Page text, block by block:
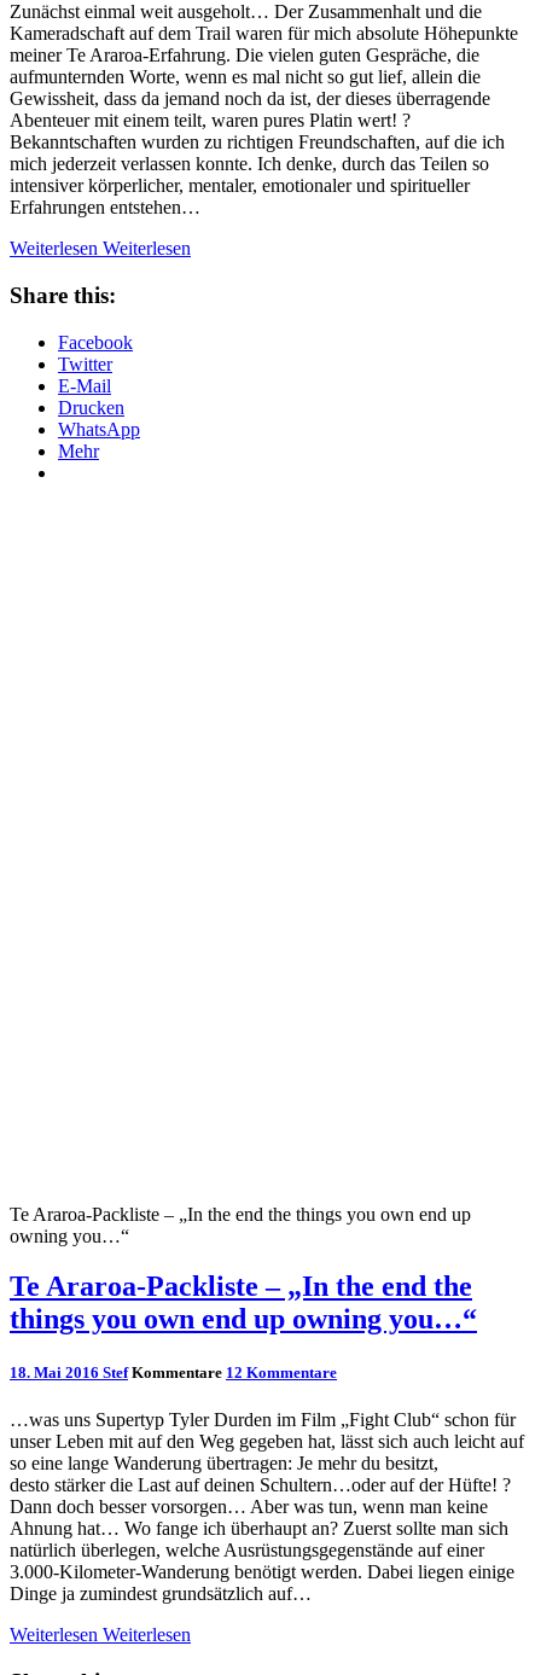
Zunächst einmal weit ausgeholt… Der Zusammenhalt und die
Kameradschaft auf dem Trail waren für mich absolute Höhepunkte
meiner Te Araroa-Erfahrung. Die vielen guten Gespräche, die
aufmunternden Worte, wenn es mal nicht so gut lief, allein die
Gewissheit, dass da jemand noch da ist, der dieses überragende
Abenteuer mit einem teilt, waren pures Platin wert! ?
Bekanntschaften wurden zu richtigen Freundschaften, auf die ich
mich jederzeit verlassen konnte. Ich denke, durch das Teilen so
intensiver körperlicher, mentaler, emotionaler und spiritueller
Erfahrungen entstehen…
Weiterlesen Weiterlesen
Share this:
Facebook
Twitter
E-Mail
Drucken
WhatsApp
Mehr
Te Araroa-Packliste – „In the end the things you own end up
owning you…“
Te Araroa-Packliste – „In the end the
things you own end up owning you…“
18. Mai 2016 Stef Kommentare 12 Kommentare
…was uns Supertyp Tyler Durden im Film „Fight Club“ schon für
unser Leben mit auf den Weg gegeben hat, lässt sich auch leicht auf
so eine lange Wanderung übertragen: Je mehr du besitzt,
desto stärker die Last auf deinen Schultern…oder auf der Hüfte! ?
Dann doch besser vorsorgen… Aber was tun, wenn man keine
Ahnung hat… Wo fange ich überhaupt an? Zuerst sollte man sich
natürlich überlegen, welche Ausrüstungsgegenstände auf einer
3.000-Kilometer-Wanderung benötigt werden. Dabei liegen einige
Dinge ja zumindest grundsätzlich auf…
Weiterlesen Weiterlesen